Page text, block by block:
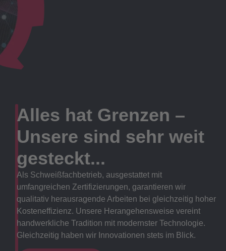
Alles hat Grenzen –
Unsere sind sehr weit
gesteckt...
Als Schweißfachbetrieb, ausgestattet mit
umfangreichen Zertifizierungen, garantieren wir
qualitativ herausragende Arbeiten bei gleichzeitig hoher
Kosteneffizienz. Unsere Herangehensweise vereint
handwerkliche Tradition mit modernster Technologie.
Gleichzeitig haben wir Innovationen stets im Blick.